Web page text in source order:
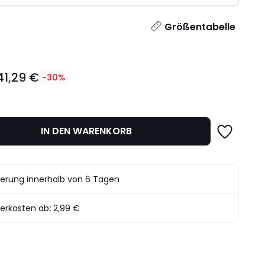
Größentabelle
€ -30%
IN DEN WARENKORB
innerhalb von 6 Tagen
ab:2,99 €